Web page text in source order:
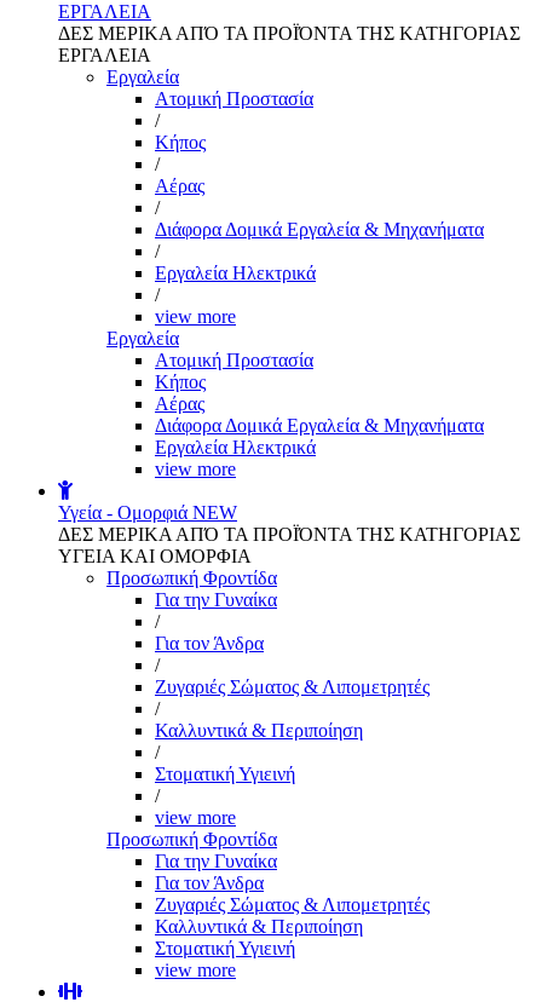
ΕΡΓΑΛΕΙΑ
ΔΕΣ ΜΕΡΙΚΑ ΑΠΌ ΤΑ ΠΡΟΪΌΝΤΑ ΤΗΣ ΚΑΤΗΓΟΡΙΑΣ
ΕΡΓΑΛΕΙΑ
Εργαλεία
Aτομική Προστασία
/
Kήπος
/
Αέρας
/
Διάφορα Δομικά Εργαλεία & Μηχανήματα
/
Εργαλεία Ηλεκτρικά
/
view more
Εργαλεία
Aτομική Προστασία
Kήπος
Αέρας
Διάφορα Δομικά Εργαλεία & Μηχανήματα
Εργαλεία Ηλεκτρικά
view more
Υγεία - Ομορφιά NEW
ΔΕΣ ΜΕΡΙΚΑ ΑΠΌ ΤΑ ΠΡΟΪΌΝΤΑ ΤΗΣ ΚΑΤΗΓΟΡΙΑΣ
ΥΓΕΙΑ ΚΑΙ ΟΜΟΡΦΙΑ
Προσωπική Φροντίδα
Για την Γυναίκα
/
Για τον Άνδρα
/
Ζυγαριές Σώματος & Λιπομετρητές
/
Καλλυντικά & Περιποίηση
/
Στοματική Υγιεινή
/
view more
Προσωπική Φροντίδα
Για την Γυναίκα
Για τον Άνδρα
Ζυγαριές Σώματος & Λιπομετρητές
Καλλυντικά & Περιποίηση
Στοματική Υγιεινή
view more